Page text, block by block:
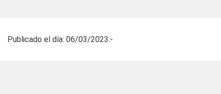
Publicado el día: 06/03/2023.-